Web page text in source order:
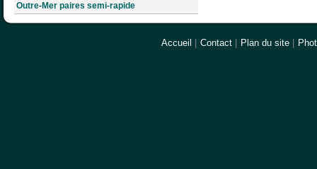
Outre-Mer paires semi-rapide
Accueil Contact Plan du site